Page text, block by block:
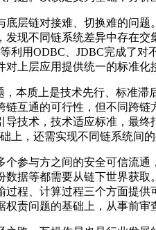
底层链对接难、切换难的问
现不同链系统差异中存在
等利用ODBC、JDBC完成了
上层应用提供统一的标准
，本质上是技术先行、标准
互通的可行性，但不同跨
导技术，技术适应标准，最
上，还需实现不同链系统间
个参与方之间的安全可信流
据等都需要从链下世界获
程、计算过程三个方面提
责问题的基础上，从事前审